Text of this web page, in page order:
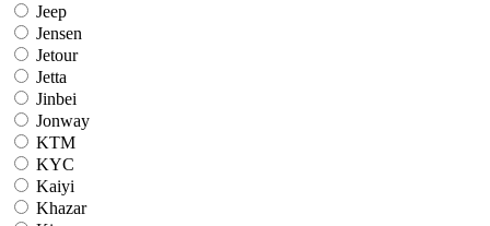
Jeep
Jensen
Jetour
Jetta
Jinbei
Jonway
KTM
KYC
Kaiyi
Khazar